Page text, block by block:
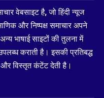
वेबसाइट है, जो हिंदी न्यूज
और निष्पक्ष समाचार अपने
भाषाई साइटों की तुलना में
कराती है। इसकी प्रतिबद्ध
विस्तृत कंटेंट देती है।